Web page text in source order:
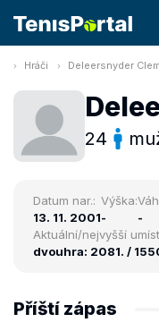
Hráči Deleersnyder
24
Datum nar.:
13. 11. 2001
Výška:
-
-
Aktuální/nejvyšší
dvouhra: 2081. /
Příští zápas